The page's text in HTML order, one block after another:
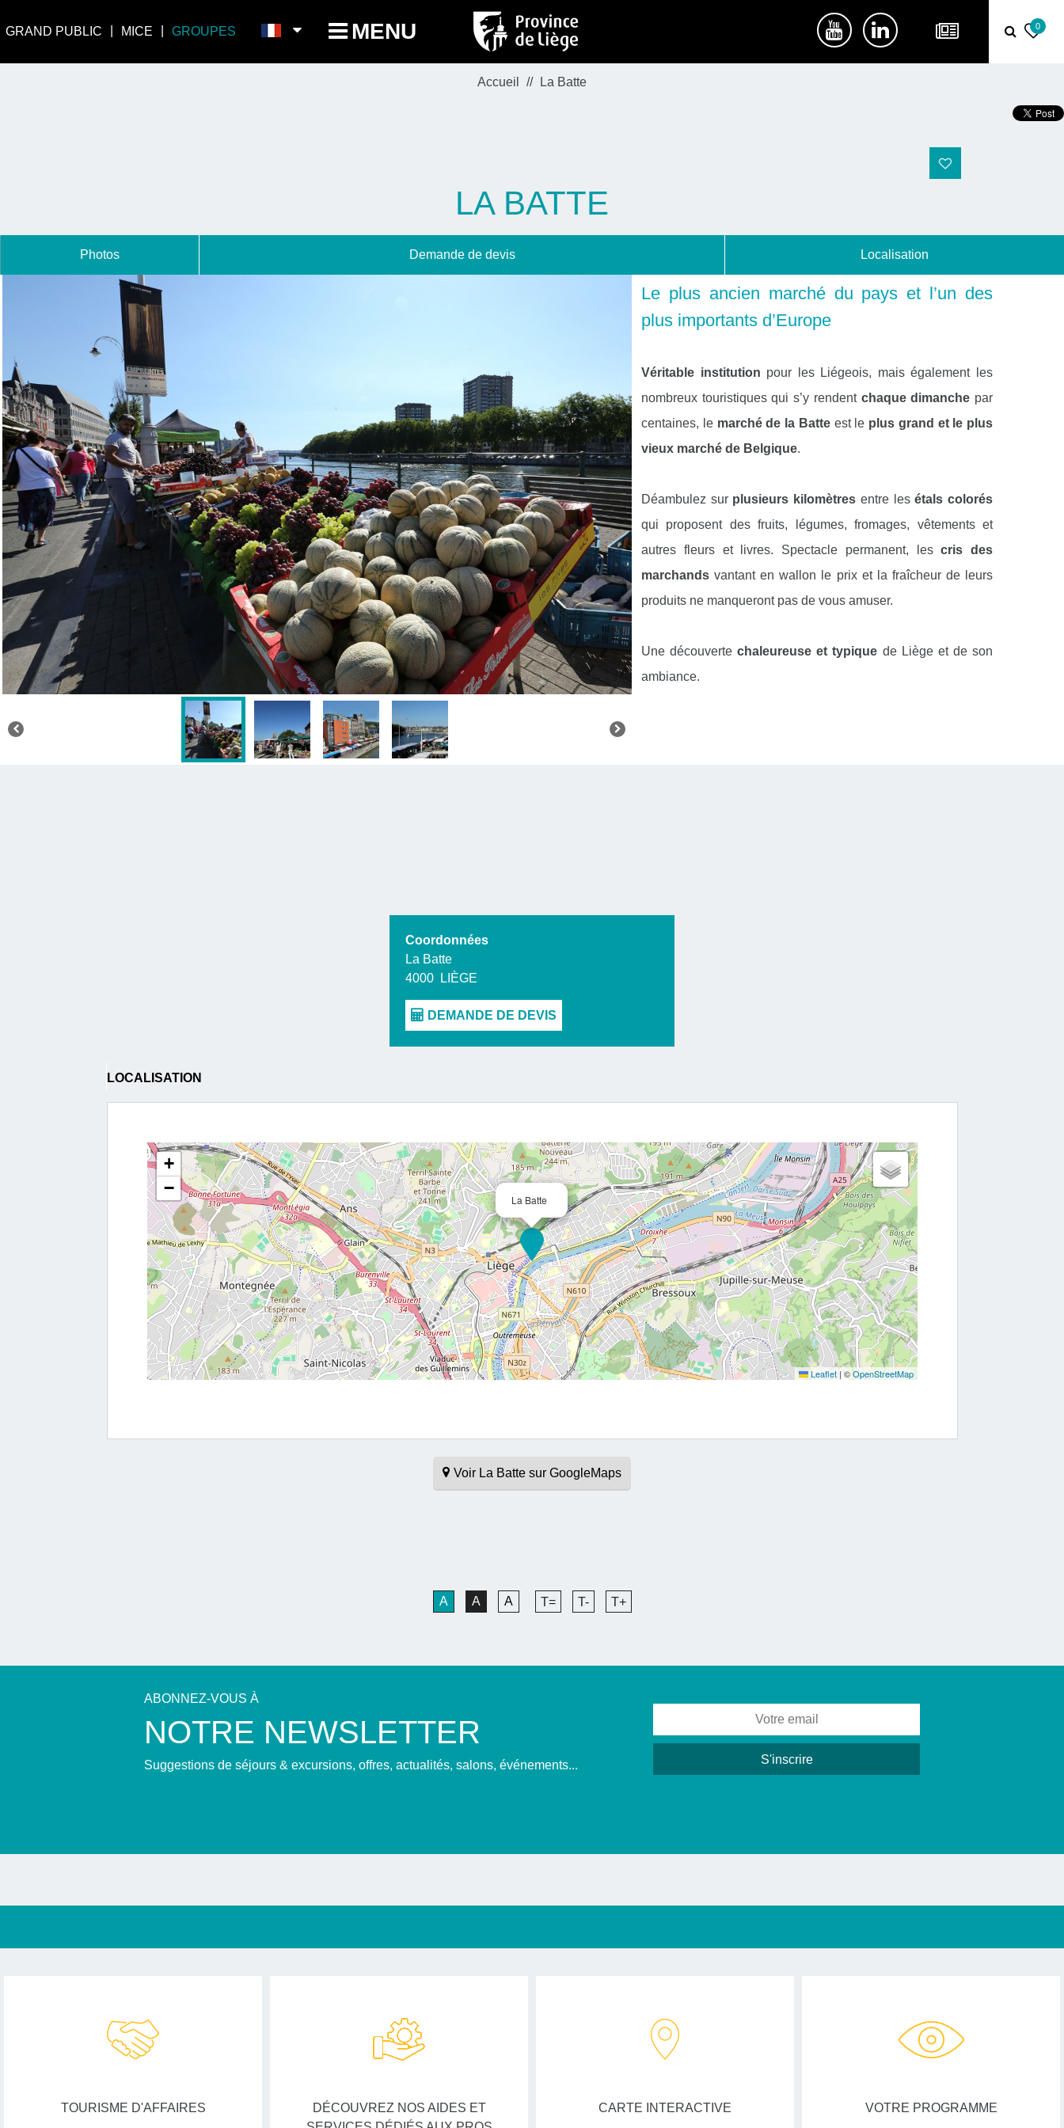
GRAND PUBLIC MICE GROUPES MENU 0
Accueil La Batte
LA BATTE
Photos Demande de devis Localisation
Le plus ancien marché du pays et l’un des
plus importants d’Europe
Véritable institution pour les Liégeois, mais également les
nombreux touristiques qui s’y rendent chaque dimanche par
centaines, le marché de la Batteest le plus grand et le plus
vieux marché de Belgique.
Déambulez sur plusieurs kilomètres entre lesétals colorés
qui proposent des fruits, légumes, fromages, vêtements et
autres fleurs et livres. Spectacle permanent, lescris des
marchands vantant en wallon le prix et la fraîcheur de leurs
produits ne manqueront pas de vous amuser.
Une découvertechaleureuse et typique de Liège et de son
ambiance.
Coordonnées
La Batte
4000
LIÈGE
LOCALISATION
La Batte
+
−
Leaflet |©OpenStreetMap
Voir La Batte sur GoogleMaps
A A A T= T- T+
ABONNEZ-VOUS À
NOTRE NEWSLETTER
Suggestions de séjours & excursions, offres, actualités, salons, événements...
TOURISME D'AFFAIRES
DÉCOUVREZ NOS AIDES ET
CARTE INTERACTIVE VOTRE PROGRAMME